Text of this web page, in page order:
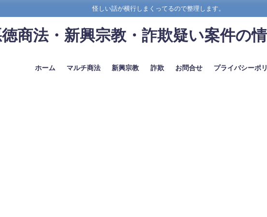
怪しい話が横行しまくってるので整理します。
商法・新興宗教・詐欺疑い案件の
ホーム マルチ商法 新興宗教 詐欺 お問合せ プライバシーポ